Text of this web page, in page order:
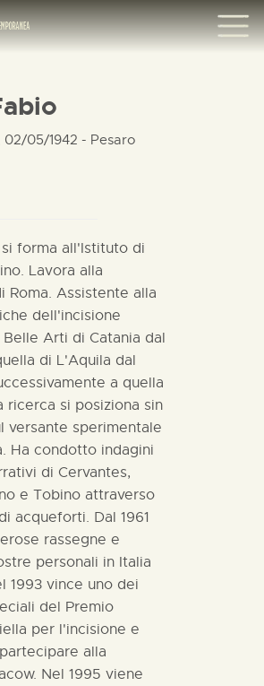
02/05/1942 - Pesaro
forma all'Istituto di
Lavora alla
Roma. Assistente alla
dell'incisione
Arti di Catania dal
di L'Aquila dal
a quella
ricerca si posiziona sin
versante sperimentale
Ha condotto indagini
di Cervantes,
e Tobino attraverso
acqueforti. Dal 1961
rassegne e
personali in Italia
1993 vince uno dei
del Premio
per l'incisione e
alla
Nel 1995 viene